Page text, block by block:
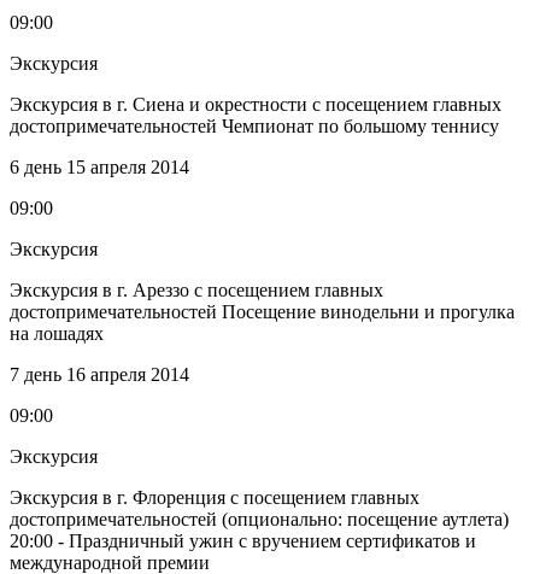
09:00
Экскурсия
Экскурсия в г. Сиена и окрестности с посещением главных
достопримечательностей Чемпионат по большому теннису
6 день 15 апреля 2014
09:00
Экскурсия
Экскурсия в г. Ареззо с посещением главных
достопримечательностей Посещение винодельни и прогулка
на лошадях
7 день 16 апреля 2014
09:00
Экскурсия
Экскурсия в г. Флоренция с посещением главных
достопримечательностей (опционально: посещение аутлета)
20:00 - Праздничный ужин с вручением сертификатов и
международной премии